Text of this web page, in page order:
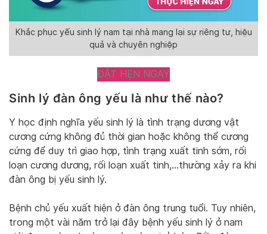
Khắc phục yếu sinh lý nam tại nhà mang lại sự riêng tư, hiệu
quả và chuyên nghiệp
ĐẶT HẸN NGAY
Sinh lý đàn ông yếu là như thế nào?
Y học định nghĩa yếu sinh lý là tình trạng dương vật
cương cứng không đủ thời gian hoặc không thể cương
cứng để duy trì giao hợp, tình trạng xuất tinh sớm, rối
loạn cương dương, rối loạn xuất tinh,…thường xảy ra khi
đàn ông bị yếu sinh lý.
Bệnh chủ yếu xuất hiện ở đàn ông trung tuổi. Tuy nhiên,
trong một vài năm trở lại đây bệnh yếu sinh lý ở nam